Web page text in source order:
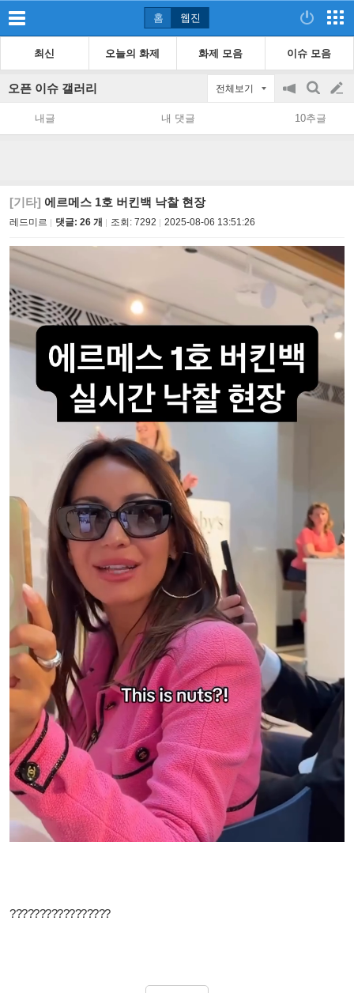
홈 웹진
최신 오늘의 화제 화제 모음 이슈 모음
오픈 이슈 갤러리 전체보기
공
지
on/off
검
색
글
쓰
내글 내 댓글 10추글
[기타] 에르메스 1호 버킨백 낙찰 현장
레드미르 댓글: 26 개 조회: 7292 2025-08-06 13:51:26
?????????????????